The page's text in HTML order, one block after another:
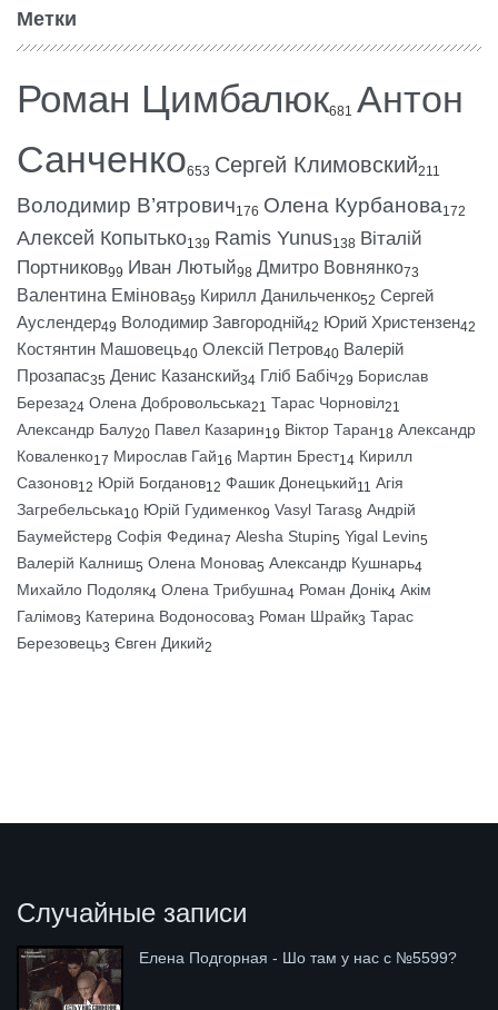
Метки
Роман Цимбалюк681 Антон
Санченко653 Сергей Климовский211
Володимир В’ятрович176 Олена Курбанова172
Алексей Копытько139 Ramis Yunus138 Віталій
Портников99 Иван Лютый98 Дмитро Вовнянко73
Валентина Емінова59 Кирилл Данильченко52 Сергей
Ауслендер49 Володимир Завгородній42 Юрий Христензен42
Костянтин Машовець40 Олексій Петров40 Валерій
Прозапас35 Денис Казанский34 Гліб Бабіч29 Борислав
Береза24 Олена Добровольська21 Тарас Чорновіл21
Александр Балу20 Павел Казарин19 Віктор Таран18 Александр
Коваленко17 Мирослав Гай16 Мартин Брест14 Кирилл
Сазонов12 Юрій Богданов12 Фашик Донецький11 Агія
Загребельська10 Юрій Гудименко9 Vasyl Taras8 Андрій
Баумейстер8 Софія Федина7 Alesha Stupin5 Yigal Levin5
Валерій Калниш5 Олена Монова5 Александр Кушнарь4
Михайло Подоляк4 Олена Трибушна4 Роман Донік4 Акім
Галімов3 Катерина Водоносова3 Роман Шрайк3 Тарас
Березовець3 Євген Дикий2
Случайные записи
Елена Подгорная - Шо там у нас с №5599?